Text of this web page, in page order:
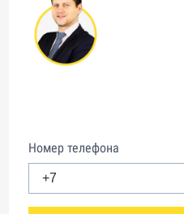
Номер телефона